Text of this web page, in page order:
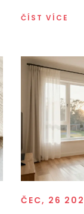
ČÍST VÍCE
ČEC, 26